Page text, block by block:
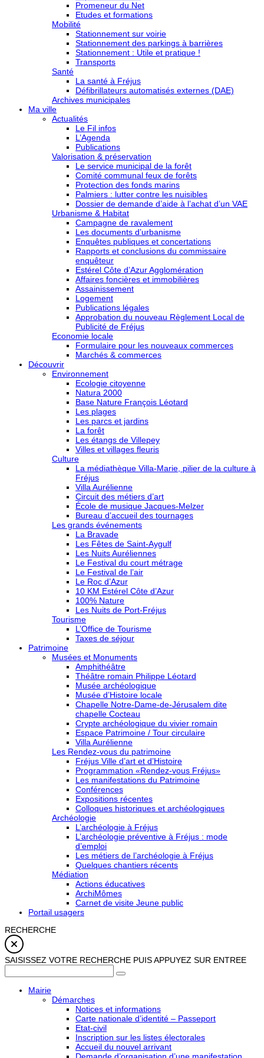
Promeneur du Net
Etudes et formations
Mobilité
Stationnement sur voirie
Stationnement des parkings à barrières
Stationnement : Utile et pratique !
Transports
Santé
La santé à Fréjus
Défibrillateurs automatisés externes (DAE)
Archives municipales
Ma ville
Actualités
Le Fil infos
L’Agenda
Publications
Valorisation & préservation
Le service municipal de la forêt
Comité communal feux de forêts
Protection des fonds marins
Palmiers : lutter contre les nuisibles
Dossier de demande d’aide à l’achat d’un VAE
Urbanisme & Habitat
Campagne de ravalement
Les documents d’urbanisme
Enquêtes publiques et concertations
Rapports et conclusions du commissaire
enquêteur
Estérel Côte d’Azur Agglomération
Affaires foncières et immobilières
Assainissement
Logement
Publications légales
Approbation du nouveau Règlement Local de
Publicité de Fréjus
Economie locale
Formulaire pour les nouveaux commerces
Marchés & commerces
Découvrir
Environnement
Ecologie citoyenne
Natura 2000
Base Nature François Léotard
Les plages
Les parcs et jardins
La forêt
Les étangs de Villepey
Villes et villages fleuris
Culture
La médiathèque Villa-Marie, pilier de la culture à
Fréjus
Villa Aurélienne
Circuit des métiers d’art
École de musique Jacques-Melzer
Bureau d’accueil des tournages
Les grands événements
La Bravade
Les Fêtes de Saint-Aygulf
Les Nuits Auréliennes
Le Festival du court métrage
Le Festival de l’air
Le Roc d’Azur
10 KM Estérel Côte d’Azur
100% Nature
Les Nuits de Port-Fréjus
Tourisme
L’Office de Tourisme
Taxes de séjour
Patrimoine
Musées et Monuments
Amphithéâtre
Théâtre romain Philippe Léotard
Musée archéologique
Musée d’Histoire locale
Chapelle Notre-Dame-de-Jérusalem dite
chapelle Cocteau
Crypte archéologique du vivier romain
Espace Patrimoine / Tour circulaire
Villa Aurélienne
Les Rendez-vous du patrimoine
Fréjus Ville d’art et d’Histoire
Programmation «Rendez-vous Fréjus»
Les manifestations du Patrimoine
Conférences
Expositions récentes
Colloques historiques et archéologiques
Archéologie
L’archéologie à Fréjus
L’archéologie préventive à Fréjus : mode
d’emploi
Les métiers de l’archéologie à Fréjus
Quelques chantiers récents
Médiation
Actions éducatives
ArchiMômes
Carnet de visite Jeune public
Portail usagers
RECHERCHE
SAISISSEZ VOTRE RECHERCHE PUIS APPUYEZ SUR ENTREE
Mairie
Démarches
Notices et informations
Carte nationale d’identité – Passeport
Etat-civil
Inscription sur les listes électorales
Accueil du nouvel arrivant